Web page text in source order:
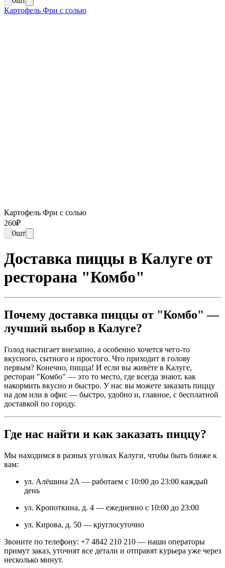
Картофель Фри с солью
Картофель Фри с солью
260₽
0шт
Доставка пиццы в Калуге от
ресторана "Комбо"
Почему доставка пиццы от "Комбо" —
лучший выбор в Калуге?
Голод настигает внезапно, а особенно хочется чего-то
вкусного, сытного и простого. Что приходит в голову
первым? Конечно, пицца! И если вы живёте в Калуге,
ресторан "Комбо" — это то место, где всегда знают, как
накормить вкусно и быстро. У нас вы можете заказать пиццу
на дом или в офис — быстро, удобно и, главное, с бесплатной
доставкой по городу.
Где нас найти и как заказать пиццу?
Мы находимся в разных уголках Калуги, чтобы быть ближе к
вам:
ул. Алёшина 2А — работаем с 10:00 до 23:00 каждый
день
ул. Кропоткина, д. 4 — ежедневно с 10:00 до 23:00
ул. Кирова, д. 50 — круглосуточно
Звоните по телефону: +7 4842 210 210 — наши операторы
примут заказ, уточнят все детали и отправят курьера уже через
несколько минут.